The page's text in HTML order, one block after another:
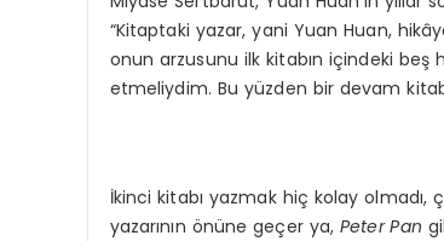
“Kitaptaki yazar, yani Yuan Huan,
onun arzusunu ilk kitabın içindeki beş
etmeliydim. Bu yüzden bir devam
İkinci kitabı yazmak hiç kolay olmadı,
yazarının önüne geçer ya, Peter Pan